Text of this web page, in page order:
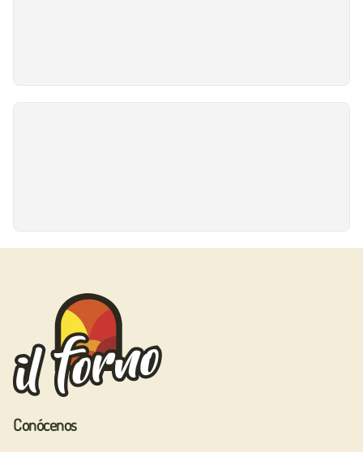
Conócenos